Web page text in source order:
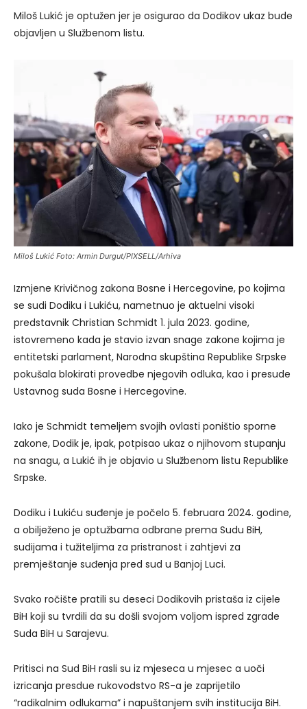
Miloš Lukić je optužen jer je osigurao da Dodikov ukaz bude
objavljen u Službenom listu.
Miloš Lukić Foto: Armin Durgut/PIXSELL/Arhiva
Izmjene Krivičnog zakona Bosne i Hercegovine, po kojima
se sudi Dodiku i Lukiću, nametnuo je aktuelni visoki
predstavnik Christian Schmidt 1. jula 2023. godine,
istovremeno kada je stavio izvan snage zakone kojima je
entitetski parlament, Narodna skupština Republike Srpske
pokušala blokirati provedbe njegovih odluka, kao i presude
Ustavnog suda Bosne i Hercegovine.
Iako je Schmidt temeljem svojih ovlasti poništio sporne
zakone, Dodik je, ipak, potpisao ukaz o njihovom stupanju
na snagu, a Lukić ih je objavio u Službenom listu Republike
Srpske.
Dodiku i Lukiću suđenje je počelo 5. februara 2024. godine,
a obilježeno je optužbama odbrane prema Sudu BiH,
sudijama i tužiteljima za pristranost i zahtjevi za
premještanje suđenja pred sud u Banjoj Luci.
Svako ročište pratili su deseci Dodikovih pristaša iz cijele
BiH koji su tvrdili da su došli svojom voljom ispred zgrade
Suda BiH u Sarajevu.
Pritisci na Sud BiH rasli su iz mjeseca u mjesec a uoči
izricanja presdue rukovodstvo RS-a je zaprijetilo
“radikalnim odlukama” i napuštanjem svih institucija BiH.